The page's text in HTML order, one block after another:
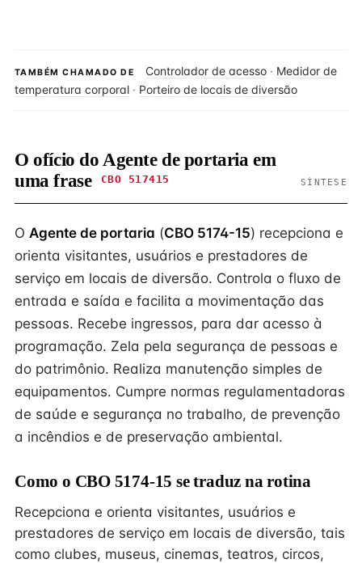
TAMBÉM CHAMADO DE Controlador de acesso · Medidor de
temperatura corporal · Porteiro de locais de diversão
O ofício do Agente de portaria em
uma frase
CBO 517415 SÍNTESE
O Agente de portaria (CBO 5174-15) recepciona e
orienta visitantes, usuários e prestadores de
serviço em locais de diversão. Controla o fluxo de
entrada e saída e facilita a movimentação das
pessoas. Recebe ingressos, para dar acesso à
programação. Zela pela segurança de pessoas e
do patrimônio. Realiza manutenção simples de
equipamentos. Cumpre normas regulamentadoras
de saúde e segurança no trabalho, de prevenção
a incêndios e de preservação ambiental.
Como o CBO 5174-15 se traduz na rotina
Recepciona e orienta visitantes, usuários e
prestadores de serviço em locais de diversão, tais
como clubes, museus, cinemas, teatros, circos,